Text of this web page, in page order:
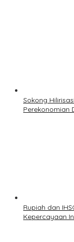
Sokong
Perekonomian
Rupiah dan
Kepercayaan